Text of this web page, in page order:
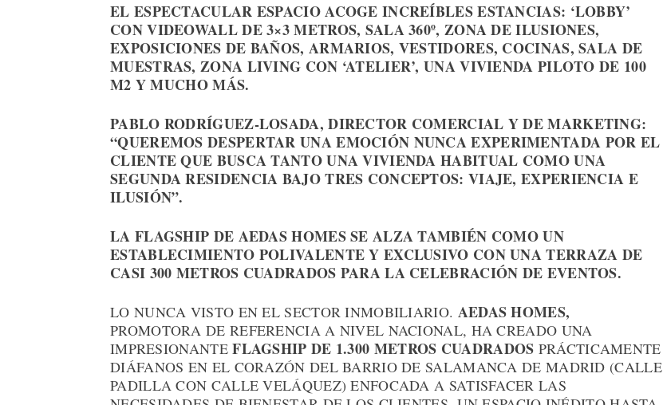
EL ESPECTACULAR ESPACIO ACOGE INCREÍBLES ESTANCIAS: ‘LOBBY’
CON VIDEOWALL DE 3×3 METROS, SALA 360º, ZONA DE ILUSIONES,
EXPOSICIONES DE BAÑOS, ARMARIOS, VESTIDORES, COCINAS, SALA DE
MUESTRAS, ZONA LIVING CON ‘ATELIER’, UNA VIVIENDA PILOTO DE 100
M2 Y MUCHO MÁS.
PABLO RODRÍGUEZ-LOSADA, DIRECTOR COMERCIAL Y DE MARKETING:
“QUEREMOS DESPERTAR UNA EMOCIÓN NUNCA EXPERIMENTADA POR EL
CLIENTE QUE BUSCA TANTO UNA VIVIENDA HABITUAL COMO UNA
SEGUNDA RESIDENCIA BAJO TRES CONCEPTOS: VIAJE, EXPERIENCIA E
ILUSIÓN”.
LA FLAGSHIP DE AEDAS HOMES SE ALZA TAMBIÉN COMO UN
ESTABLECIMIENTO POLIVALENTE Y EXCLUSIVO CON UNA TERRAZA DE
CASI 300 METROS CUADRADOS PARA LA CELEBRACIÓN DE EVENTOS.
LO NUNCA VISTO EN EL SECTOR INMOBILIARIO. AEDAS HOMES,
PROMOTORA DE REFERENCIA A NIVEL NACIONAL, HA CREADO UNA
IMPRESIONANTEFLAGSHIP DE 1.300 METROS CUADRADOS PRÁCTICAMENTE
DIÁFANOS EN EL CORAZÓN DEL BARRIO DE SALAMANCA DE MADRID (CALLE
PADILLA CON CALLE VELÁQUEZ) ENFOCADA A SATISFACER LAS